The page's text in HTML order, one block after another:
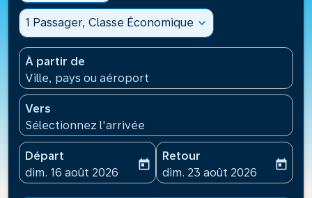
1 Passager, Classe Économique expand_more
À partir de
Ville, pays ou aéroport
Vers
Sélectionnez l'arrivée
Départ
fc-booking-departure-date-aria-label
dim. 16 août 2026
today
Retour
fc-booking-return-date-
dim. 23 août 2026
today